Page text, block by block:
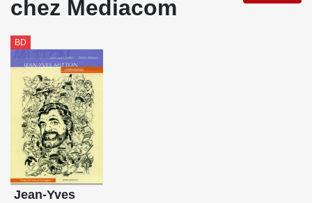
chez Mediacom
BD
Jean-Yves